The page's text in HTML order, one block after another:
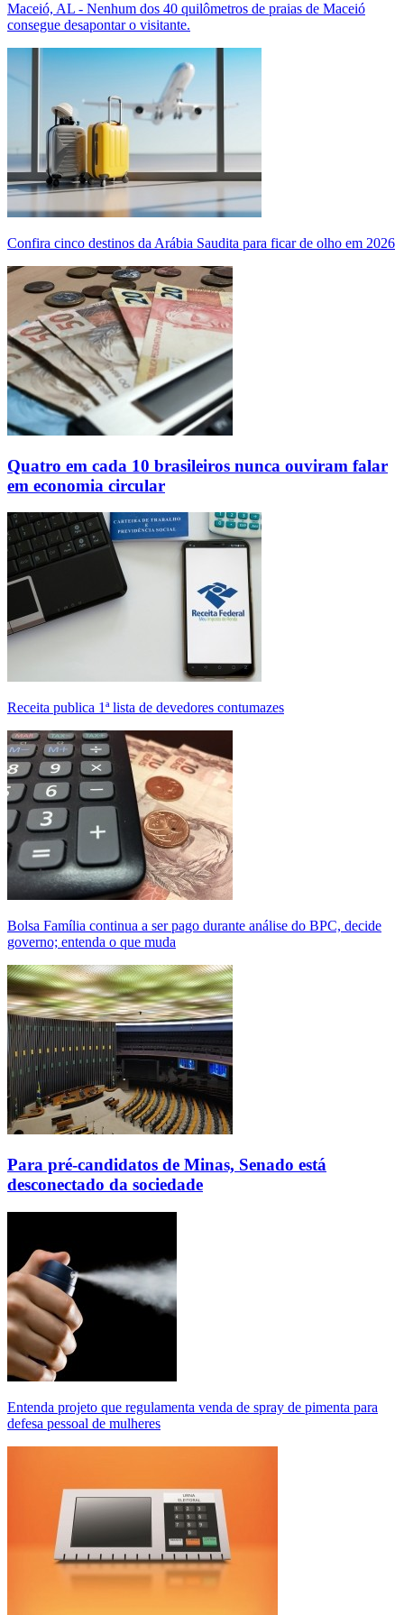
Maceió, AL - Nenhum dos 40 quilômetros de praias de Maceió
consegue desapontar o visitante.
Confira cinco destinos da Arábia Saudita para ficar de olho em 2026
Quatro em cada 10 brasileiros nunca ouviram falar
em economia circular
Receita publica 1ª lista de devedores contumazes
Bolsa Família continua a ser pago durante análise do BPC, decide
governo; entenda o que muda
Para pré-candidatos de Minas, Senado está
desconectado da sociedade
Entenda projeto que regulamenta venda de spray de pimenta para
defesa pessoal de mulheres